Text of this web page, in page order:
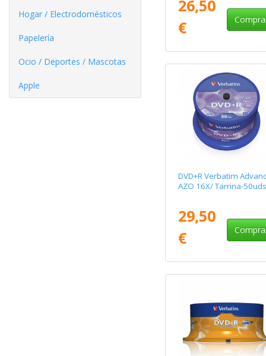
Hogar / Electrodomésticos
Papelería
Ocio / Deportes / Mascotas
Apple
26,50
€
DVD+R Verbatim
AZO 16X/ Tarrina-50uds
29,50
€